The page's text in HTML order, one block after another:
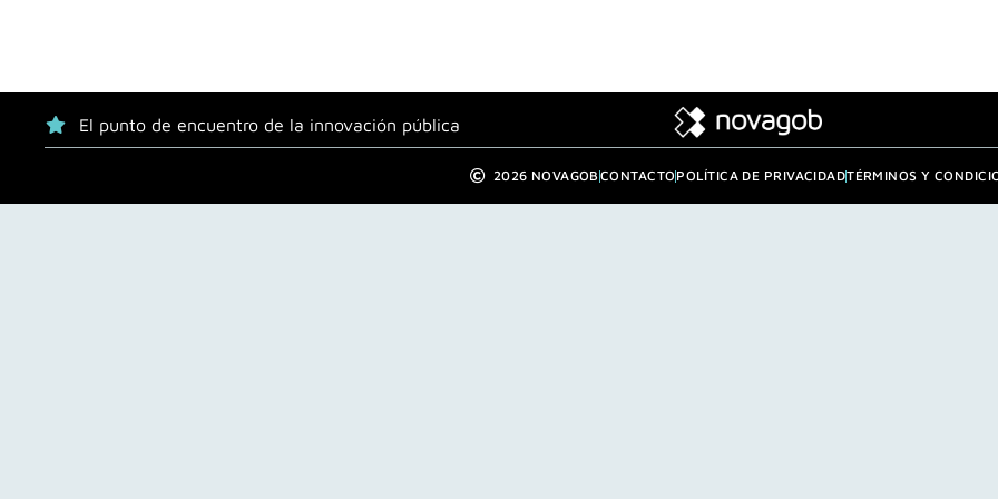
El punto de encuentro de la innovación pública
2026 NOVAGOBCONTACTOPOLÍTICA DE PRIVACIDADTÉRMINOS Y